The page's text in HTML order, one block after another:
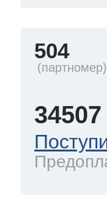
504
34507